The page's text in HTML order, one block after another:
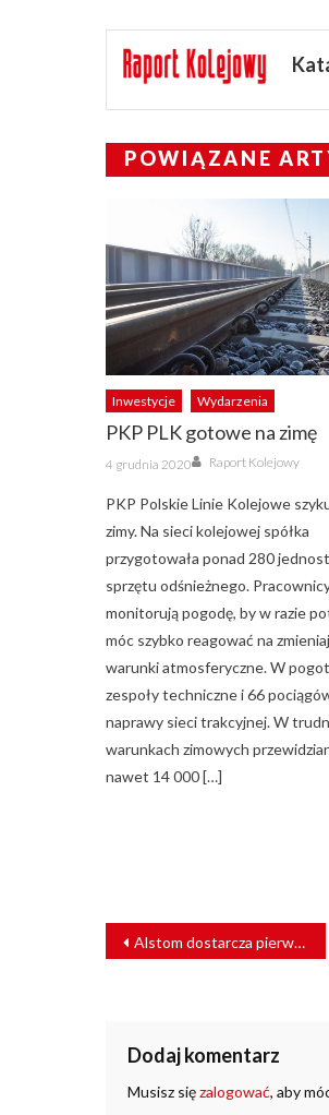
POWIĄZANE
Inwestycje Wydarzenia
PKP PLK gotowe na zimę
Posted
on
4 grudnia 2020 Author
Raport Kolejowy
PKP Polskie Linie Kolejowe
zimy. Na sieci kolejowej spółka
przygotowała ponad 280
sprzętu odśnieżnego.
monitorują pogodę, by w razie
móc szybko reagować na
warunki atmosferyczne. W
zespoły techniczne i 66
naprawy sieci trakcyjnej. W
warunkach zimowych
nawet 14 000 […]
NAWIGACJA
WPISU
Alstom dostarcza pierwszy pociąg regionalny dla projektu Delhi-Meerut RRTS
Dodaj komentarz
Musisz sięzalogować, aby